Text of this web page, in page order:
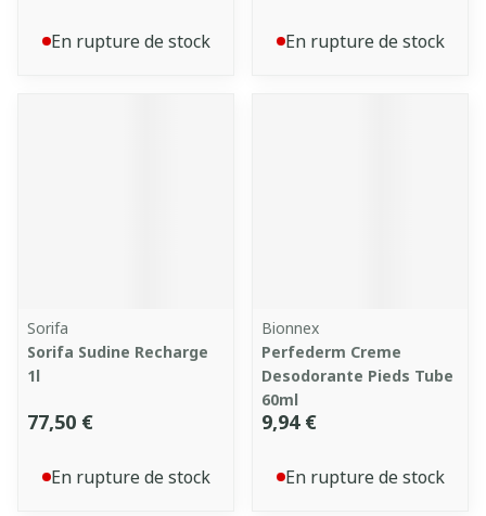
En rupture de stock En rupture de stock
Sorifa
Sorifa Sudine Recharge
1l
77,50 €
En rupture de stock
Bionnex
Perfederm Creme
Desodorante Pieds Tube
60ml
9,94 €
En rupture de stock